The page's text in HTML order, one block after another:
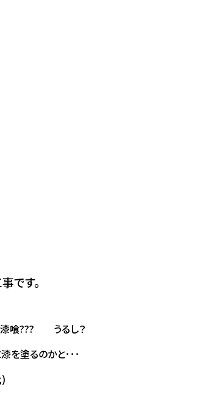
です。
漆喰??? うるし？
を塗るのかと･･･